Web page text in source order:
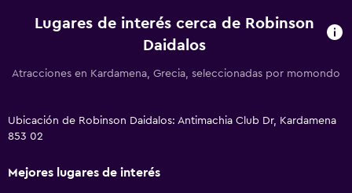
Lugares de interés cerca de Robinson
Daidalos
Atracciones en Kardamena, Grecia, seleccionadas por momondo
Ubicación de Robinson Daidalos: Antimachia Club Dr, Kardamena
853 02
Mejores lugares de interés